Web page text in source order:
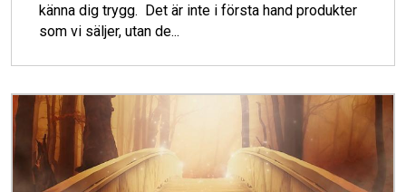
känna dig trygg. Det är inte i första hand produkter
som vi säljer, utan de...